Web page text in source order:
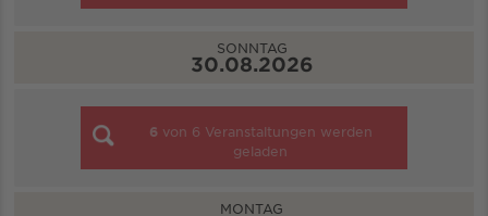
SONNTAG
30.08.2026
6 von 6 Veranstaltungen werden
geladen
MONTAG